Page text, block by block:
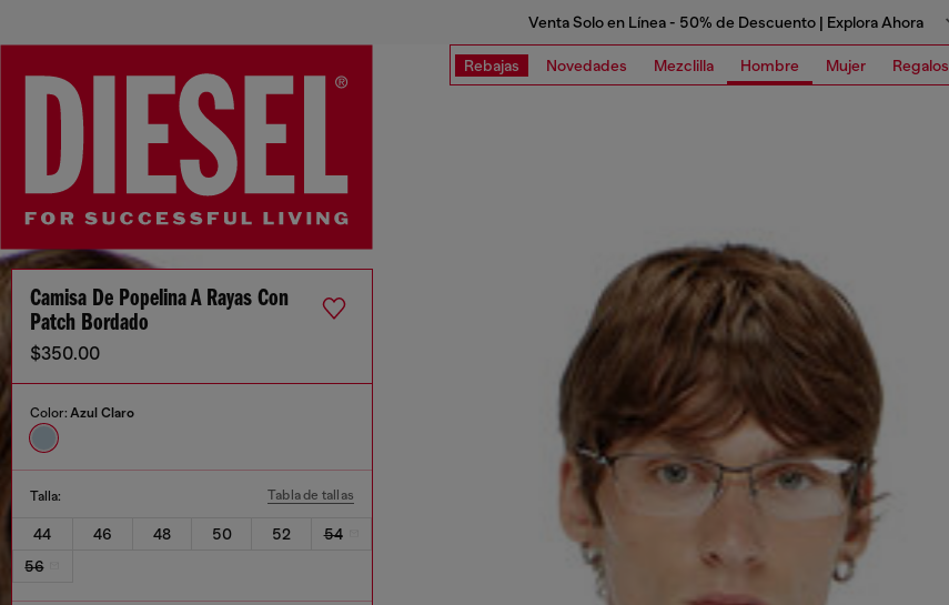
Venta Solo en Línea - 50% de Descuento | Explora Ahora
Rebajas Novedades Mezclilla Hombre Mujer Regalos
Camisa De Popelina A Rayas Con
Patch Bordado
$350.00
Color: Azul Claro
Talla: Tabla de tallas
44 46 48 50 52
54
56